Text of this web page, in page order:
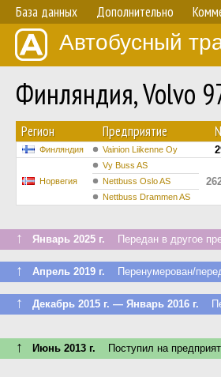
База данных Дополнительно
Автобусный
Финляндия, Volvo
Регион Предприятие
Финляндия Vainion Liikenne Oy
Норвегия
Vy Buss AS
Nettbuss Oslo AS
Nettbuss Drammen AS
↑ Январь 2025 г. Передан в другое
↑ Апрель 2019 г. Перенумерован/
↑ Декабрь 2015 г. — Январь 2016 г.
↑ Июнь 2013 г. Поступил на